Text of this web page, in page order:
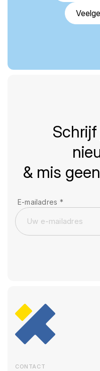
& mis
E-mailadres *
CONTACT